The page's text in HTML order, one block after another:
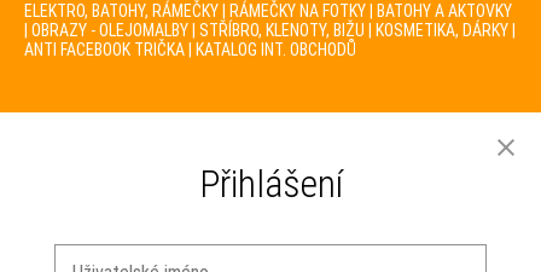
ELEKTRO, BATOHY, RÁMEČKY RÁMEČKY NA FOTKY
BATOHY A AKTOVKY
OBRAZY - OLEJOMALBY STŘÍBRO, KLENOTY, BIŽU KOSMETIKA, DÁRKY
ANTI FACEBOOK TRIČKA
KATALOG INT. OBCHODŮ
Přihlášení